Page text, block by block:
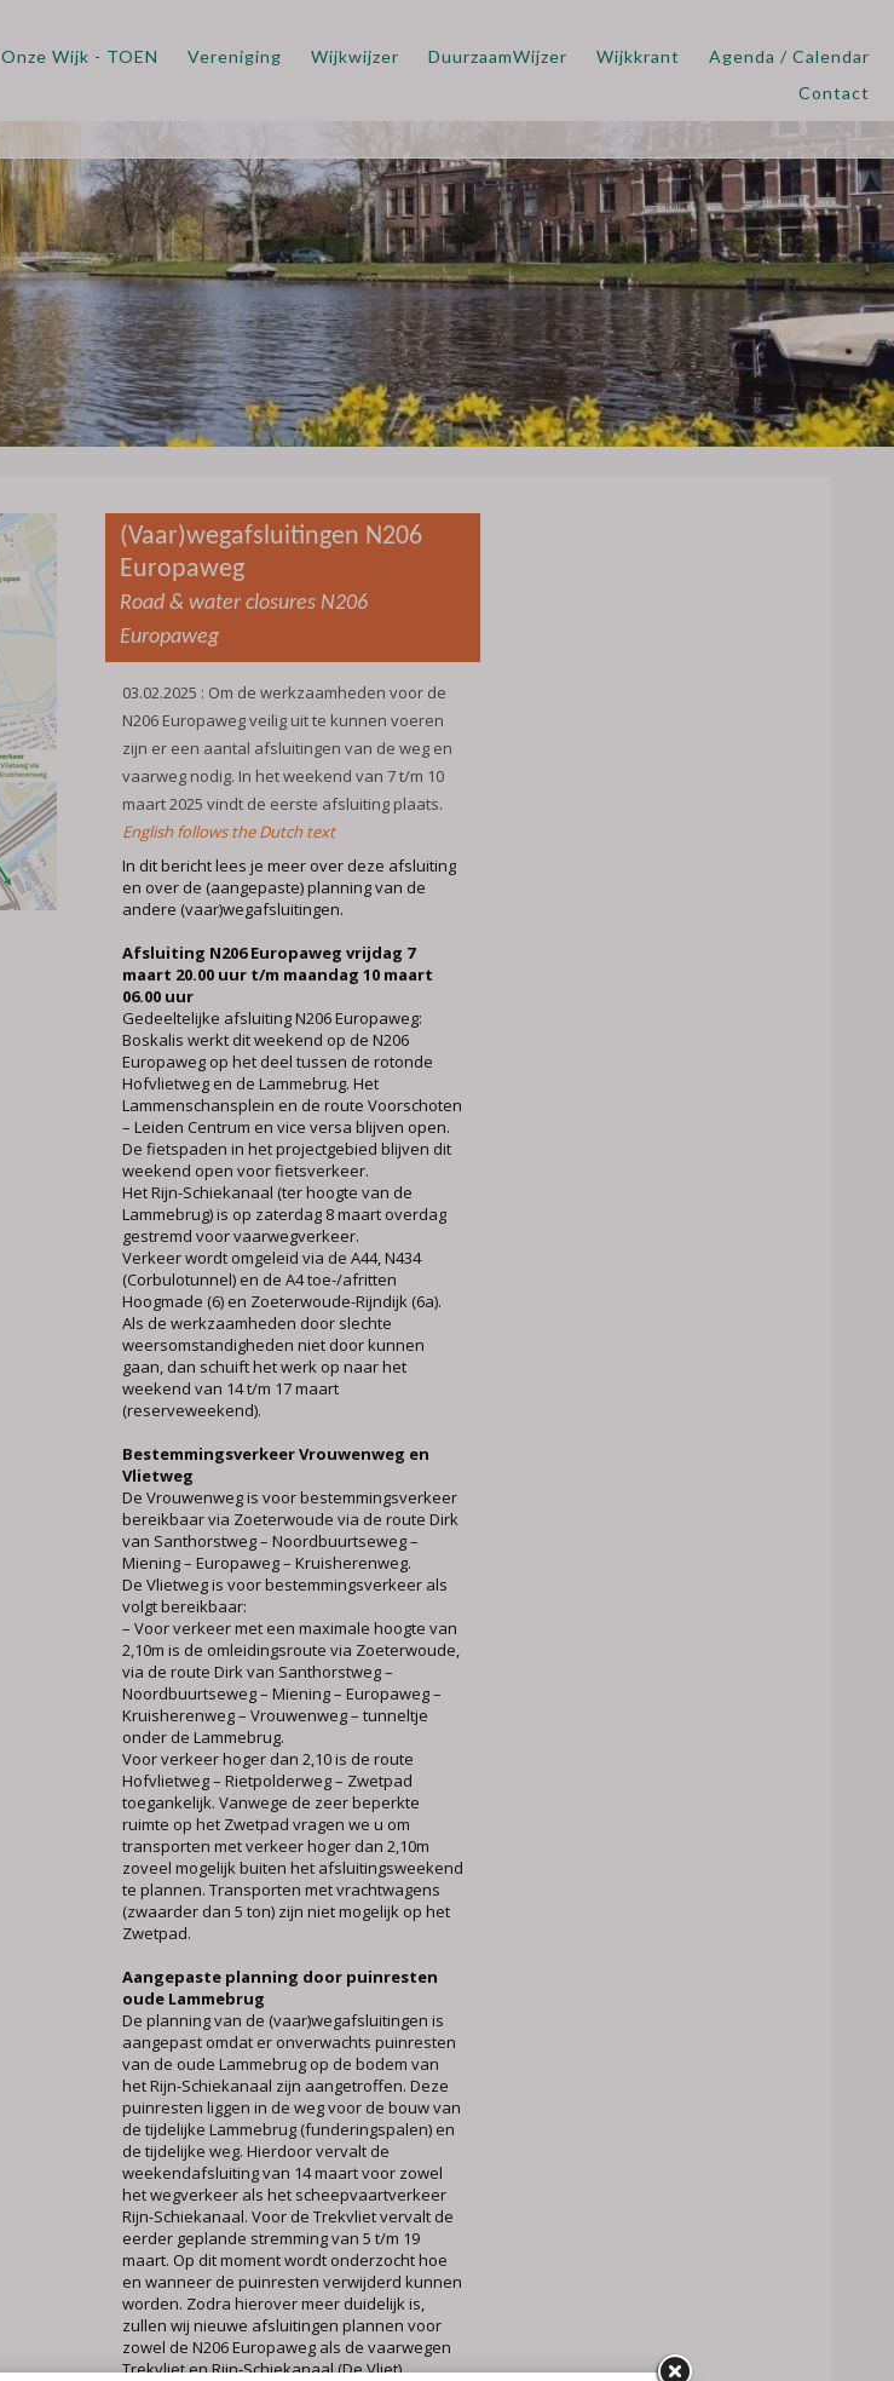
Onze Wijk - TOEN Vereniging Wijkwijzer DuurzaamWijzer Wijkkrant
Agenda / Calendar
Contact
(Vaar)wegafsluitingen N206
Europaweg
Road & water closures N206
Europaweg
03.02.2025 : Om de werkzaamheden voor de
N206 Europaweg veilig uit te kunnen voeren
zijn er een aantal afsluitingen van de weg en
vaarweg nodig. In het weekend van 7 t/m 10
maart 2025 vindt de eerste afsluiting plaats.
English follows the Dutch text
In dit bericht lees je meer over deze afsluiting
en over de (aangepaste) planning van de
andere (vaar)wegafsluitingen.
Afsluiting N206 Europaweg vrijdag 7
maart 20.00 uur t/m maandag 10 maart
06.00 uur
Gedeeltelijke afsluiting N206 Europaweg:
Boskalis werkt dit weekend op de N206
Europaweg op het deel tussen de rotonde
Hofvlietweg en de Lammebrug. Het
Lammenschansplein en de route Voorschoten
– Leiden Centrum en vice versa blijven open.
De fietspaden in het projectgebied blijven dit
weekend open voor fietsverkeer.
Het Rijn-Schiekanaal (ter hoogte van de
Lammebrug) is op zaterdag 8 maart overdag
gestremd voor vaarwegverkeer.
Verkeer wordt omgeleid via de A44, N434
(Corbulotunnel) en de A4 toe-/afritten
Hoogmade (6) en Zoeterwoude-Rijndijk (6a).
Als de werkzaamheden door slechte
weersomstandigheden niet door kunnen
gaan, dan schuift het werk op naar het
weekend van 14 t/m 17 maart
(reserveweekend).
Bestemmingsverkeer Vrouwenweg en
Vlietweg
De Vrouwenweg is voor bestemmingsverkeer
bereikbaar via Zoeterwoude via de route Dirk
van Santhorstweg – Noordbuurtseweg –
Miening – Europaweg – Kruisherenweg.
De Vlietweg is voor bestemmingsverkeer als
volgt bereikbaar:
– Voor verkeer met een maximale hoogte van
2,10m is de omleidingsroute via Zoeterwoude,
via de route Dirk van Santhorstweg –
Noordbuurtseweg – Miening – Europaweg –
Kruisherenweg – Vrouwenweg – tunneltje
onder de Lammebrug.
Voor verkeer hoger dan 2,10 is de route
Hofvlietweg – Rietpolderweg – Zwetpad
toegankelijk. Vanwege de zeer beperkte
ruimte op het Zwetpad vragen we u om
transporten met verkeer hoger dan 2,10m
zoveel mogelijk buiten het afsluitingsweekend
te plannen. Transporten met vrachtwagens
(zwaarder dan 5 ton) zijn niet mogelijk op het
Zwetpad.
Aangepaste planning door puinresten
oude Lammebrug
De planning van de (vaar)wegafsluitingen is
aangepast omdat er onverwachts puinresten
van de oude Lammebrug op de bodem van
het Rijn-Schiekanaal zijn aangetroffen. Deze
puinresten liggen in de weg voor de bouw van
de tijdelijke Lammebrug (funderingspalen) en
de tijdelijke weg. Hierdoor vervalt de
weekendafsluiting van 14 maart voor zowel
het wegverkeer als het scheepvaartverkeer
Rijn-Schiekanaal. Voor de Trekvliet vervalt de
eerder geplande stremming van 5 t/m 19
maart. Op dit moment wordt onderzocht hoe
en wanneer de puinresten verwijderd kunnen
worden. Zodra hierover meer duidelijk is,
zullen wij nieuwe afsluitingen plannen voor
zowel de N206 Europaweg als de vaarwegen
Trekvliet en Rijn-Schiekanaal (De Vliet).